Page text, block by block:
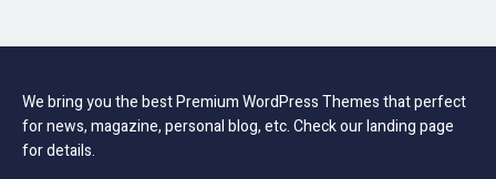
We bring you the best Premium WordPress Themes that perfect
for news, magazine, personal blog, etc. Check our landing page
for details.